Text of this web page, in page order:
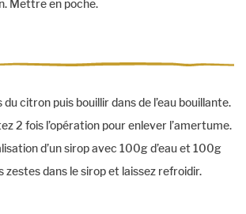
Mettre en poche.
citron puis bouillir dans de l’eau bouillante.
2 fois l’opération pour enlever l’amertume.
d’un sirop avec 100g d’eau et 100g
zestes dans le sirop et laissez refroidir.